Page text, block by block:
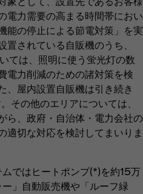
電力需要の高まる時間帯におい
能の停止による節電対策」を実
されている自販機のうち、
ては、照明に使う蛍光灯の数
電力削減のための諸対策を検
、屋内設置自販機は引き続き
その他のエリアについては、
ら、政府・自治体・電力会社の
適切な対応を検討してまいりま
ではヒートポンプ(*)を約15万
」自動販売機や「ルーフ緑